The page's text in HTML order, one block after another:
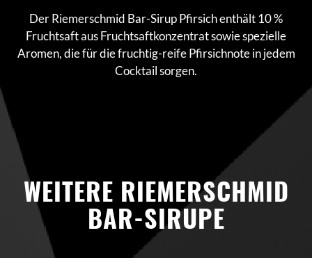
Der Riemerschmid Bar-Sirup Pfirsich enthält 10 %
Fruchtsaft aus Fruchtsaftkonzentrat sowie spezielle
Aromen, die für die fruchtig-reife Pfirsichnote in jedem
Cocktail sorgen.
WEITERE RIEMERSCHMID
BAR-SIRUPE